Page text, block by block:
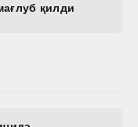
қилди